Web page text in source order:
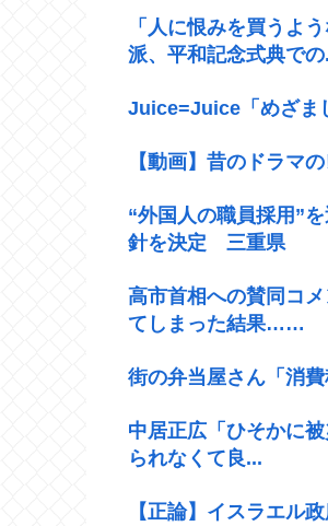
「人に恨みを買うよ
派、平和記念式典での
Juice=Juice「めざ
【動画】昔のドラマ
“外国人の職員採用”
針を決定 三重県
高市首相への賛同コ
てしまった結果……
街の弁当屋さん「消
中居正広「ひそかに
られなくて良...
【正論】イスラエル